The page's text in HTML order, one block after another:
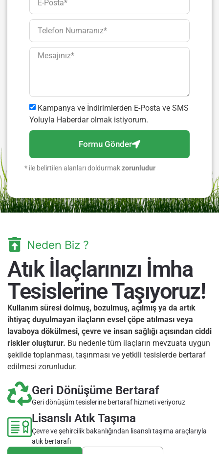
Kampanya ve İndirimlerden E-Posta ve SMS
Yoluyla Haberdar olmak istiyorum.
Formu Gönder
* ile belirtilen alanları doldurmakzorunludur
Neden Biz ?
Atık İlaçlarınızı İmha
Tesislerine Taşıyoruz!
Kullanım süresi dolmuş, bozulmuş, açılmış ya da artık
ihtiyaç duyulmayan ilaçların evsel çöpe atılması veya
lavaboya dökülmesi, çevre ve insan sağlığı açısından ciddi
riskler oluşturur. Bu nedenle tüm ilaçların mevzuata uygun
şekilde toplanması, taşınması ve yetkili tesislerde bertaraf
edilmesi zorunludur.
Geri Dönüşüme Bertaraf
Geri dönüşüm tesislerine bertaraf hizmeti veriyoruz
Lisanslı Atık Taşıma
Çevre ve şehircilik bakanlığından lisanslı taşıma araçlarıyla
atık bertarafı